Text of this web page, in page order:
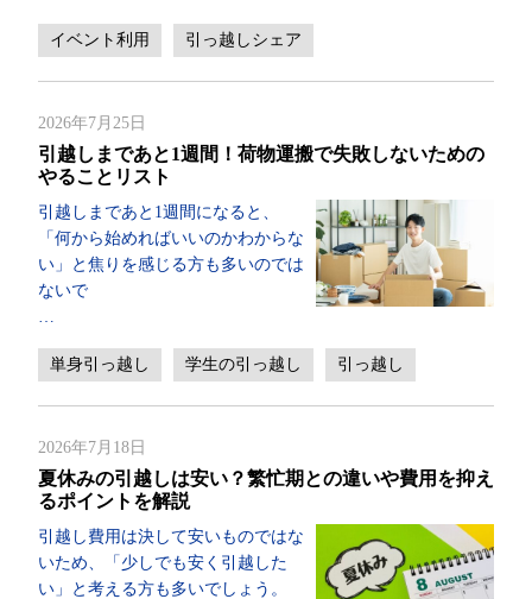
イベント利用 引っ越しシェア
2026年7月25日
引越しまであと1週間！荷物運搬で失敗しないための
やることリスト
引越しまであと1週間になると、
「何から始めればいいのかわからな
い」と焦りを感じる方も多いのでは
ないで
単身引っ越し 学生の引っ越し 引っ越し
2026年7月18日
夏休みの引越しは安い？繁忙期との違いや費用を抑え
るポイントを解説
引越し費用は決して安いものではな
いため、「少しでも安く引越した
い」と考える方も多いでしょう。